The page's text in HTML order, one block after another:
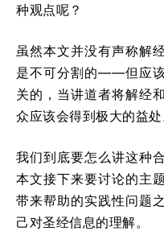
种观点呢？
虽然本文并没有声称
是不可分割的——但应
关的，当讲道者将解经
众应该会得到极大的益处
我们到底要怎么讲这种
本文接下来要讨论的主
带来帮助的实践性问题
己对圣经信息的理解。